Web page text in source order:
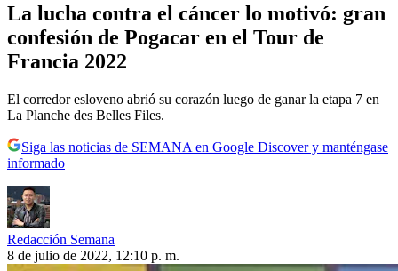
La lucha contra el cáncer lo motivó: gran
confesión de Pogacar en el Tour de
Francia 2022
El corredor esloveno abrió su corazón luego de ganar la etapa 7 en
La Planche des Belles Files.
Siga las noticias de SEMANA en Google Discover y manténgase
informado
Redacción Semana
8 de julio de 2022, 12:10 p. m.